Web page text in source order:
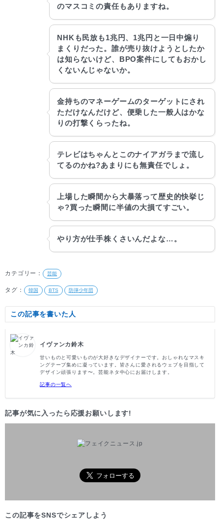
のマスコミの責任もありますね。
NHKも民放も1兆円、1兆円と一日中煽り
まくりだった。誰が売り抜けようとしたか
は知らないけど、BPO案件にしてもおかし
くないんじゃないか。
金持ちのマネーゲームのターゲットにされ
ただけなんだけど、便乗した一般人はかな
りの打撃くらったね。
テレビはちゃんとこのナイアガラまで流し
てるのかね?あまりにも無責任でしょ。
上場した瞬間から大暴落って歴史的快挙じ
ゃ?買った瞬間に半値の大損てすごい。
やり方が仕手株くさいんだよな…。
カテゴリー： 芸能
タグ： 韓国 BTS 防弾少年団
この記事を書いた人
イヴァンカ鈴木
甘いものと可愛いものが大好きなデザイナーです。おしゃれなマスキ
ングテープ集めに凝っています。皆さんに愛されるウェブを目指して
デザイン頑張ります〜。芸能ネタ中心にお届けします。
記事の一覧へ
記事が気に入ったら応援お願いします!
この記事をSNSでシェアしよう